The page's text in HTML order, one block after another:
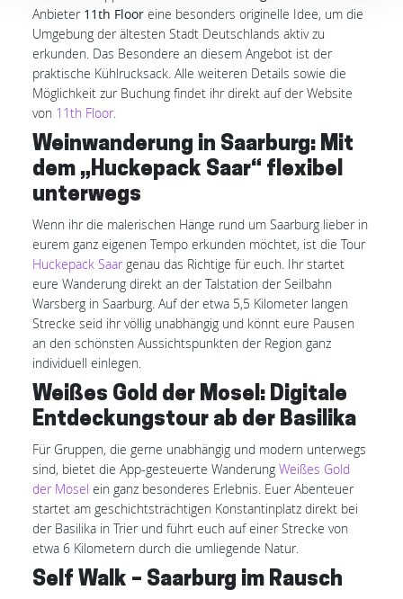
Anbieter 11th Floor eine besonders originelle Idee, um die
Umgebung der ältesten Stadt Deutschlands aktiv zu
erkunden. Das Besondere an diesem Angebot ist der
praktische Kühlrucksack. Alle weiteren Details sowie die
Möglichkeit zur Buchung findet ihr direkt auf der Website
von 11th Floor
Weinwanderung in Saarburg: Mit
dem „Huckepack Saar“ flexibel
unterwegs
Wenn ihr die malerischen Hänge rund um Saarburg lieber in
eurem ganz eigenen Tempo erkunden möchtet, ist die Tour
Huckepack Saar genau das Richtige für euch. Ihr startet
eure Wanderung direkt an der Talstation der Seilbahn
Warsberg in Saarburg. Auf der etwa 5,5 Kilometer langen
Strecke seid ihr völlig unabhängig und könnt eure Pausen
an den schönsten Aussichtspunkten der Region ganz
individuell einlegen.
Weißes Gold der Mosel: Digitale
Entdeckungstour ab der Basilika
Für Gruppen, die gerne unabhängig und modern unterwegs
sind, bietet die App-gesteuerte Wanderung Weißes Gold
der Mosel ein ganz besonderes Erlebnis. Euer Abenteuer
startet am geschichtsträchtigen Konstantinplatz direkt bei
der Basilika in Trier und führt euch auf einer Strecke von
etwa 6 Kilometern durch die umliegende Natur.
Self Walk – Saarburg im Rausch